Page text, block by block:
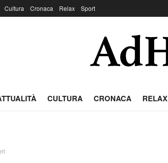
Cultura Cronaca Relax Sport
CULTURA CRONACA RELAX